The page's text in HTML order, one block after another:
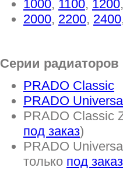
1000, 1100, 1200
2000, 2200, 2400
Серии
PRADO Classic
PRADO
PRADO Classic
под заказ)
PRADO
только под заказ